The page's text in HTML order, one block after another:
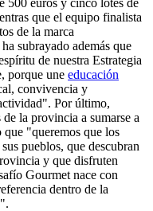
que el equipo finalista
de la marca
subrayado además que
de nuestra Estrategia
porque une educación
convivencia y
Por último,
la provincia a sumarse a
"queremos que los
pueblos, que descubran
y que disfruten
Gourmet nace con
dentro de la